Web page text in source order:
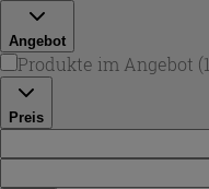
Angebot
Produkte im Angebot (
Preis